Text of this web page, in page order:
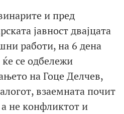
и пред
јавност двајцата
работи, на 6 дена
ќе се одбележи
на Гоце Делчев,
взаемната почит
не конфликтот и